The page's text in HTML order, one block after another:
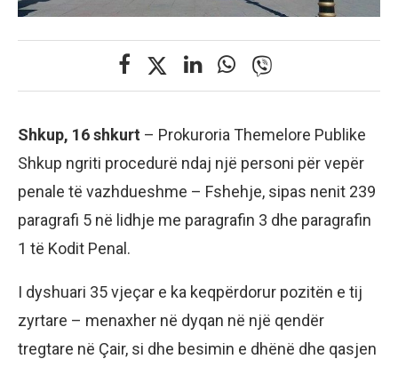
Shkup, 16 shkurt – Prokuroria Themelore Publike
Shkup ngriti procedurë ndaj një personi për vepër
penale të vazhdueshme – Fshehje, sipas nenit 239
paragrafi 5 në lidhje me paragrafin 3 dhe paragrafin
1 të Kodit Penal.
I dyshuari 35 vjeçar e ka keqpërdorur pozitën e tij
zyrtare – menaxher në dyqan në një qendër
tregtare në Çair, si dhe besimin e dhënë dhe qasjen